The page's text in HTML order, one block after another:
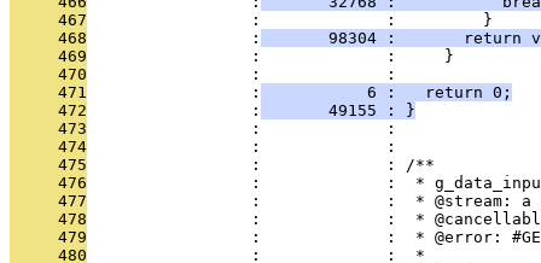
     467
                 :             :         }
     468
                 :
98304 :       return
     469
                 :             :     }
     470
                 :             :
     471
                 :
           6 :   return 0;
     472
                 :
       49155 : }
     473
                 :             :
     474
                 :             :
     475
                 :             : /**
     476
:             :  *
     477
:             :  * @stream: a
     478
:             :  *
     479
:             :  * @error:
     480
                 :             :  *